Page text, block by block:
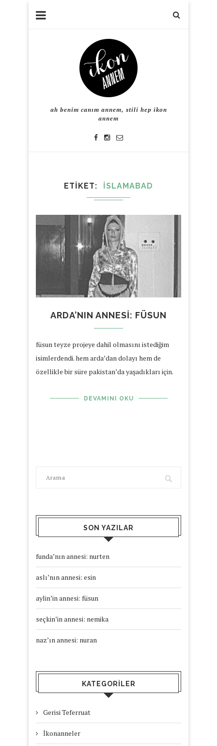
ah benim canım annem, stili hep ikon
annem
ETIKET ISLAMABAD
ARDA’NIN ANNESI: FÜSUN
füsun teyze projeye dahil olmasını istediğim
isimlerdendi. hem arda’dan dolayı hem de
özellikle bir süre pakistan’da yaşadıkları için.
DEVAMINI OKU
SON YAZILAR
funda’nın annesi: nurten
aslı’nın annesi: esin
aylin’in annesi: füsun
seçkin’in annesi: nemika
naz’ın annesi: nuran
KATEGORILER
Gerisi Teferruat
İkonanneler